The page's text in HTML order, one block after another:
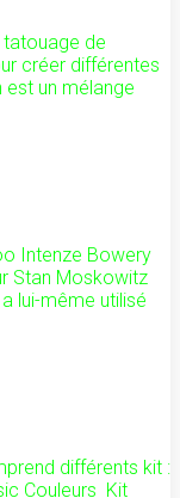
de
créer différentes
est un mélange
Intenze Bowery
Stan Moskowitz
lui-même utilisé
différents kit :
Couleurs Kit